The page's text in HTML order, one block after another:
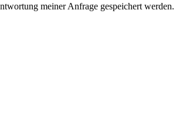
meiner Anfrage gespeichert werden.